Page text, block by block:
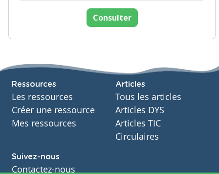
Consulter
Ressources
Les ressources
Créer une ressource
Mes ressources
Articles
Tous les articles
Articles DYS
Articles TIC
Circulaires
Suivez-nous
Contactez-nous